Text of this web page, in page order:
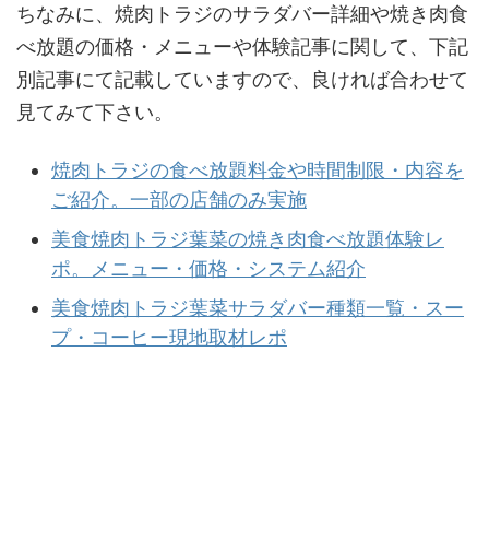
ちなみに、焼肉トラジのサラダバー詳細や焼き肉食
べ放題の価格・メニューや体験記事に関して、下記
別記事にて記載していますので、良ければ合わせて
見てみて下さい。
焼肉トラジの食べ放題料金や時間制限・内容を
ご紹介。一部の店舗のみ実施
美食焼肉トラジ葉菜の焼き肉食べ放題体験レ
ポ。メニュー・価格・システム紹介
美食焼肉トラジ葉菜サラダバー種類一覧・スー
プ・コーヒー現地取材レポ